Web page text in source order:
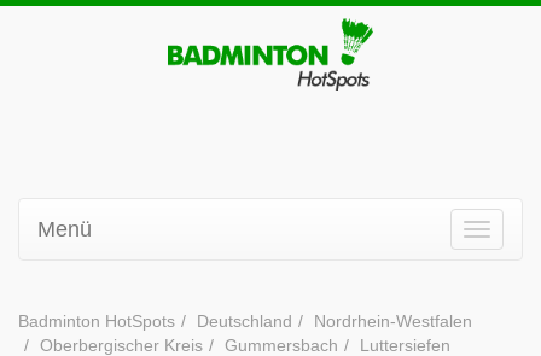
Menü
Badminton HotSpots Deutschland
Nordrhein-Westfalen
Oberbergischer Kreis
Gummersbach Luttersiefen